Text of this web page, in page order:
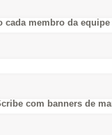
cada membro da
com banners de